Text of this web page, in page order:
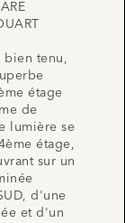
bien tenu,
étage
de
lumière se
étage,
sur un
d'une
et d'un